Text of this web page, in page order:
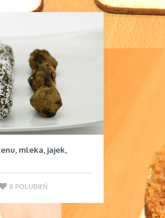
mleka, jajek,
8 POLUBIEŃ